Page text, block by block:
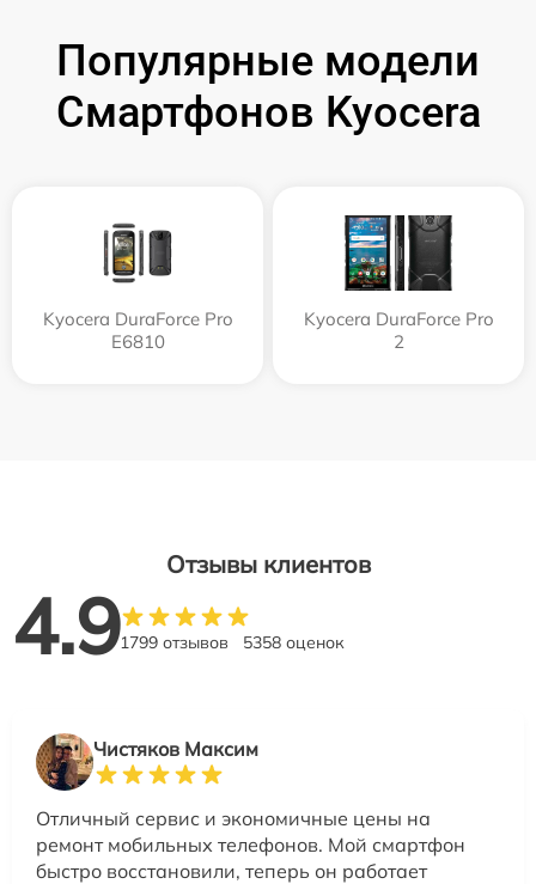
Популярные модели
Смартфонов Kyocera
Kyocera DuraForce Pro
E6810
Kyocera DuraForce Pro
2
Отзывы клиентов
4.91799 отзывов 5358 оценок
Чистяков Максим
Отличный сервис и экономичные цены на
ремонт мобильных телефонов. Мой смартфон
быстро восстановили, теперь он работает